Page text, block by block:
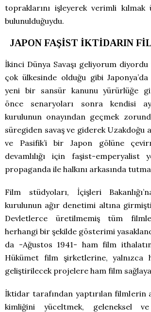
topraklarını işleyerek verimli
bulunulduğuydu.
JAPON FAŞİST İKTİDARIN
İkinci Dünya Savaşı geliyorum diyordu
çok ülkesinde olduğu gibi Japonya’da
yeni bir sansür kanunu yürürlüğe
önce senaryoları sonra kendisi
kurulunun onayından geçmek
süregiden savaş ve giderek Uzakdoğu
ve Pasifik’i bir Japon gölüne
devamlılığı için faşist-emperyalist
propaganda ile halkını arkasında
Film stüdyoları, İçişleri
kurulunun ağır denetimi altına
Devletlerce üretilmemiş tüm
herhangi bir şekilde gösterimi
da -Ağustos 1941- ham film
Hükümet film şirketlerine, yalnızca
geliştirilecek projelere ham film
İktidar tarafından yaptırılan filmlerin
kimliğini yüceltmek, geleneksel